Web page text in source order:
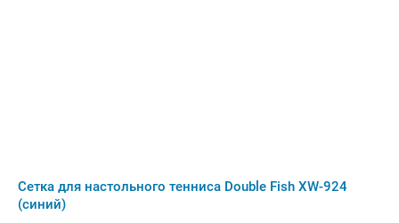
Сетка для настольного тенниса Double Fish XW-924
(синий)